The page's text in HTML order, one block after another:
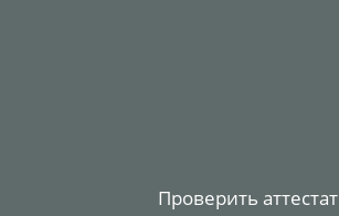
Проверить аттестат